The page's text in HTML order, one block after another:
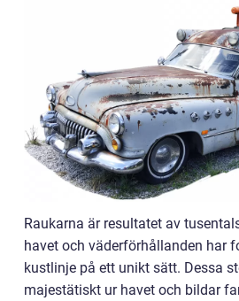
Raukarna är resultatet av
havet och väderförhållanden har
kustlinje på ett unikt sätt. Dessa
majestätiskt ur havet och bildar